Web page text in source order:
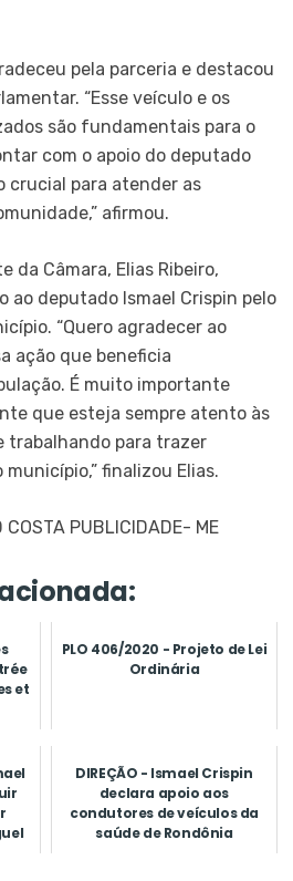
pela parceria e destacou
“Esse veículo e os
são fundamentais para o
com o apoio do deputado
crucial para atender as
afirmou.
da Câmara, Elias Ribeiro,
ao deputado Ismael Crispin pelo
“Quero agradecer ao
ação que beneficia
É muito importante
que esteja sempre atento às
trabalhando para trazer
finalizou Elias.
PUBLICIDADE- ME
et
PLO 406/2020 - Projeto de Lei
Ordinária
DIREÇÃO - Ismael Crispin
declara apoio aos
condutores de veículos da
saúde de Rondônia